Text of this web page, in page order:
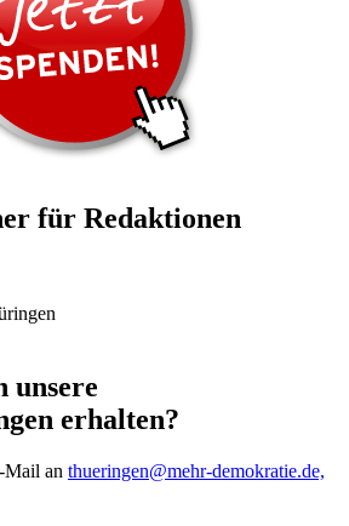
für Redaktionen
unsere
erhalten?
Mail an thueringen@mehr-demokratie.de,